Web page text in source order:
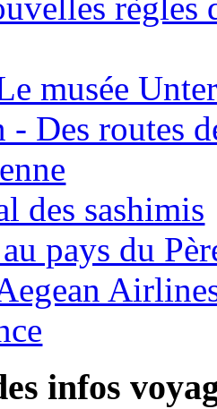
musée
Des routes
des sashimis
pays du
infos